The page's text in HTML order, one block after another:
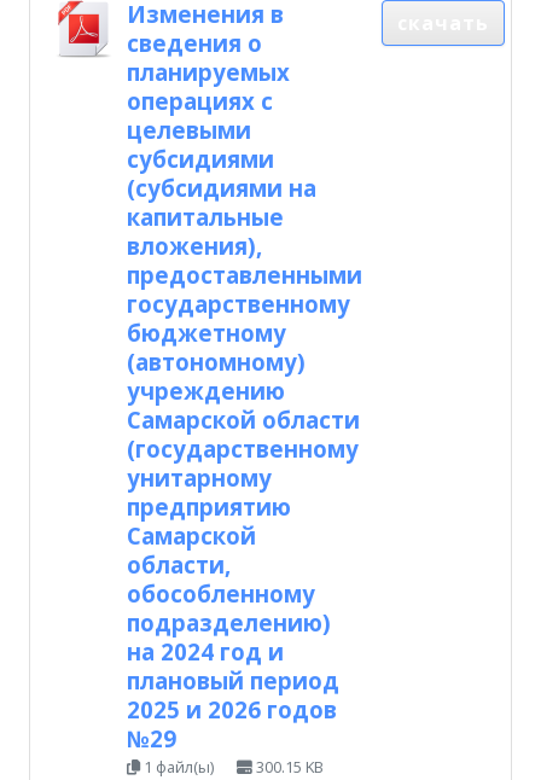
Изменения в
сведения о
планируемых
операциях с
целевыми
субсидиями
(субсидиями на
капитальные
вложения),
предоставленными
государственному
бюджетному
(автономному)
учреждению
Самарской области
(государственному
унитарному
предприятию
Самарской
области,
обособленному
подразделению)
на 2024 год и
плановый период
2025 и 2026 годов
№29
1 файл(ы) 300.15 KB